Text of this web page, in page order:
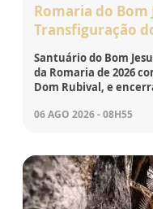
Romaria do Bom
Transfiguração
Santuário do Bom
da Romaria de 2026
Dom Rubival, e
06 AGO 2026 - 08H55